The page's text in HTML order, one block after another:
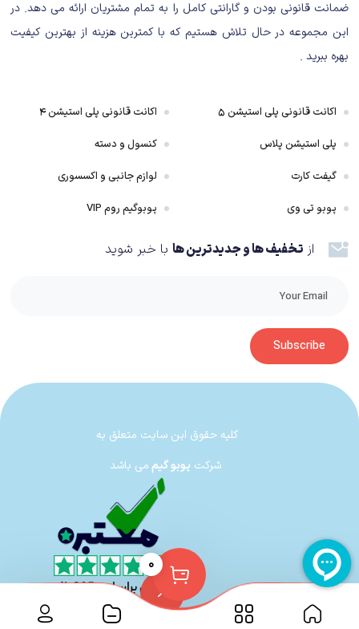
گیم پلی بازی cuphead هیجان بسیار زیادی برای شما به همراه دارد و می توان آن
را به عنوان یکی از جذاب ترین گیم پلی های حال حاضر در دنیا معرفی کرد. اگر
این کار را انجام داد.
ضمانت قانونی بودن و گارانتی کامل را به تمام مشتریان ارائه می دهد. در
این مجموعه در حال تلاش هستیم که با کمترین هزینه از بهترین کیفیت
بهره ببرید .
اکانت قانونی پلی استیشن ۵
پلی استیشن پلاس
گیفت کارت
پوبو تی وی
اکانت قانونی پلی استیشن ۴
کنسول و دسته
لوازم جانبی و اکسسوری
پوبوگیم روم VIP
از تخفیف ها و جدیدترین ها با خبر شوید
Subscribe
کلیه حقوق این سایت متعلق به
شرکت پوبو گیممی باشد
۰